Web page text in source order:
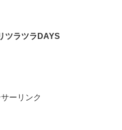
ツラツラDAYS
ーリンク